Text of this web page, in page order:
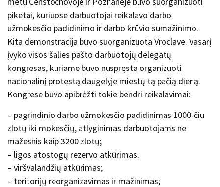
piketai, kuriuose darbuotojai reikalavo darbo
užmokesčio padidinimo ir darbo krūvio sumažinimo.
Kita demonstracija buvo suorganizuota Vroclave. Vasarį
įvyko visos šalies pašto darbuotojų delegatų
kongresas, kuriame buvo nuspręsta organizuoti
nacionalinį protestą daugelyje miestų tą pačią dieną.
Kongrese buvo apibrėžti tokie bendri reikalavimai:
– pagrindinio darbo užmokesčio padidinimas 1000-čiu
zlotų iki mokesčių, atlyginimas darbuotojams ne
mažesnis kaip 3200 zlotų;
– ligos atostogų rezervo atkūrimas;
– viršvalandžių atkūrimas;
– teritorijų reorganizavimas ir mažinimas;